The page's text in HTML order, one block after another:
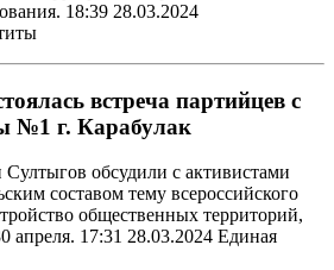
18:39 28.03.2024
встреча партийцев с
№1 г. Карабулак
обсудили с активистами
составом тему всероссийского
общественных территорий,
апреля. 17:31 28.03.2024 Единая